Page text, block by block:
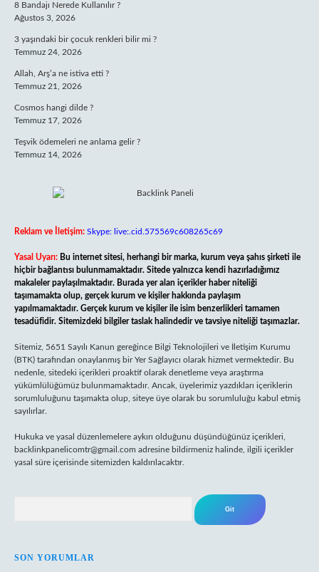
8 Bandajı Nerede Kullanılır ?
Ağustos 3, 2026
3 yaşındaki bir çocuk renkleri bilir mi ?
Temmuz 24, 2026
Allah, Arş’a ne istiva etti ?
Temmuz 21, 2026
Cosmos hangi dilde ?
Temmuz 17, 2026
Teşvik ödemeleri ne anlama gelir ?
Temmuz 14, 2026
Reklam ve İletişim: Skype: live:.cid.575569c608265c69
Yasal Uyarı: Bu internet sitesi, herhangi bir marka, kurum veya şahıs şirketi ile
hiçbir bağlantısı bulunmamaktadır. Sitede yalnızca kendi hazırladığımız
makaleler paylaşılmaktadır. Burada yer alan içerikler haber niteliği
taşımamakta olup, gerçek kurum ve kişiler hakkında paylaşım
yapılmamaktadır. Gerçek kurum ve kişiler ile isim benzerlikleri tamamen
tesadüfidir. Sitemizdeki bilgiler taslak halindedir ve tavsiye niteliği taşımazlar.
Sitemiz, 5651 Sayılı Kanun gereğince Bilgi Teknolojileri ve İletişim Kurumu
(BTK) tarafından onaylanmış bir Yer Sağlayıcı olarak hizmet vermektedir. Bu
nedenle, sitedeki içerikleri proaktif olarak denetleme veya araştırma
yükümlülüğümüz bulunmamaktadır. Ancak, üyelerimiz yazdıkları içeriklerin
sorumluluğunu taşımakta olup, siteye üye olarak bu sorumluluğu kabul etmiş
sayılırlar.
Hukuka ve yasal düzenlemelere aykırı olduğunu düşündüğünüz içerikleri,
backlinkpanelicomtr@gmail.com adresine bildirmeniz halinde, ilgili içerikler
yasal süre içerisinde sitemizden kaldırılacaktır.
SON YORUMLAR